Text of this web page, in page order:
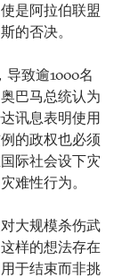
是阿拉伯联盟
的否决。
导致逾1000名
巴马总统认为
讯息表明使用
的政权也必须
际社会设下灾
难性行为。
大规模杀伤武
样的想法存在
于结束而非挑